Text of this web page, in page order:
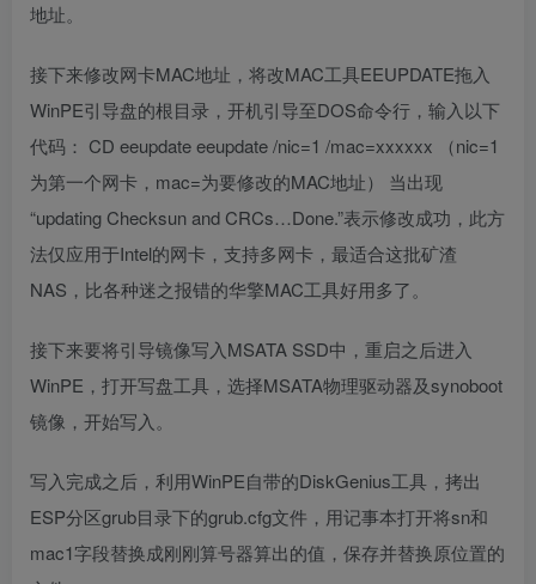
地址。
接下来修改网卡MAC地址，将改MAC工具EEUPDATE拖入
WinPE引导盘的根目录，开机引导至DOS命令行，输入以下
代码： CD eeupdate eeupdate /nic=1 /mac=xxxxxx （nic=1
为第一个网卡，mac=为要修改的MAC地址） 当出现
“updating Checksun and CRCs…Done.”表示修改成功，此方
法仅应用于Intel的网卡，支持多网卡，最适合这批矿渣
NAS，比各种迷之报错的华擎MAC工具好用多了。
接下来要将引导镜像写入MSATA SSD中，重启之后进入
WinPE，打开写盘工具，选择MSATA物理驱动器及synoboot
镜像，开始写入。
写入完成之后，利用WinPE自带的DiskGenius工具，拷出
ESP分区grub目录下的grub.cfg文件，用记事本打开将sn和
mac1字段替换成刚刚算号器算出的值，保存并替换原位置的